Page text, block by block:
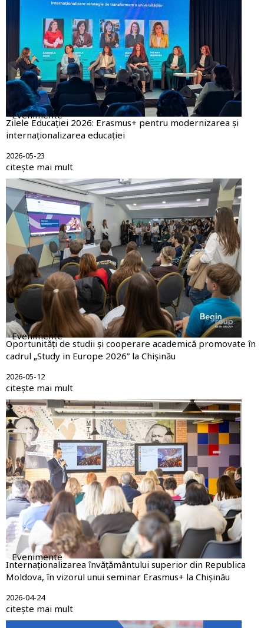
Evenimente
Zilele Educației 2026: Erasmus+ pentru modernizarea și
internaționalizarea educației
2026-05-23
citește mai mult
Evenimente
Oportunități de studii și cooperare academică promovate în
cadrul „Study in Europe 2026” la Chișinău
2026-05-12
citește mai mult
Evenimente
Internaționalizarea învățământului superior din Republica
Moldova, în vizorul unui seminar Erasmus+ la Chișinău
2026-04-24
citește mai mult